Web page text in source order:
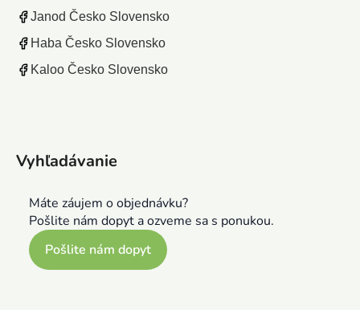
Janod Česko Slovensko
Haba Česko Slovensko
Kaloo Česko Slovensko
Vyhľadávanie
Máte záujem o objednávku?
Pošlite nám dopyt a ozveme sa s ponukou.
Pošlite nám dopyt